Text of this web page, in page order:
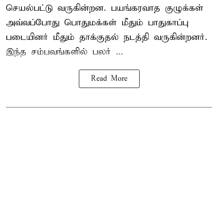
செயல்பட்டு வருகின்றன. பயங்கரவாத குழுக்கள்
அவ்வப்போது பொதுமக்கள் மீதும் பாதுகாப்பு
படையினர் மீதும் தாக்குதல் நடத்தி வருகின்றனர்.
இந்த சம்பவங்களில் பலர் ...
Read More